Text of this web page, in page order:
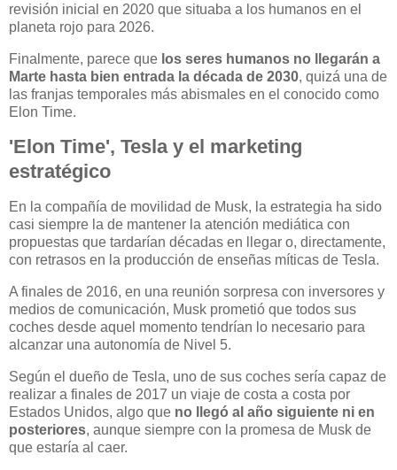
revisión inicial en 2020 que situaba a los humanos en el
planeta rojo para 2026.
Finalmente, parece que los seres humanos no llegarán a
Marte hasta bien entrada la década de 2030, quizá una de
las franjas temporales más abismales en el conocido como
Elon Time.
'Elon Time', Tesla y el marketing
estratégico
En la compañía de movilidad de Musk, la estrategia ha sido
casi siempre la de mantener la atención mediática con
propuestas que tardarían décadas en llegar o, directamente,
con retrasos en la producción de enseñas míticas de Tesla.
A finales de 2016, en una reunión sorpresa con inversores y
medios de comunicación, Musk prometió que todos sus
coches desde aquel momento tendrían lo necesario para
alcanzar una autonomía de Nivel 5.
Según el dueño de Tesla, uno de sus coches sería capaz de
realizar a finales de 2017 un viaje de costa a costa por
Estados Unidos, algo que no llegó al año siguiente ni en
posteriores, aunque siempre con la promesa de Musk de
que estaría al caer.